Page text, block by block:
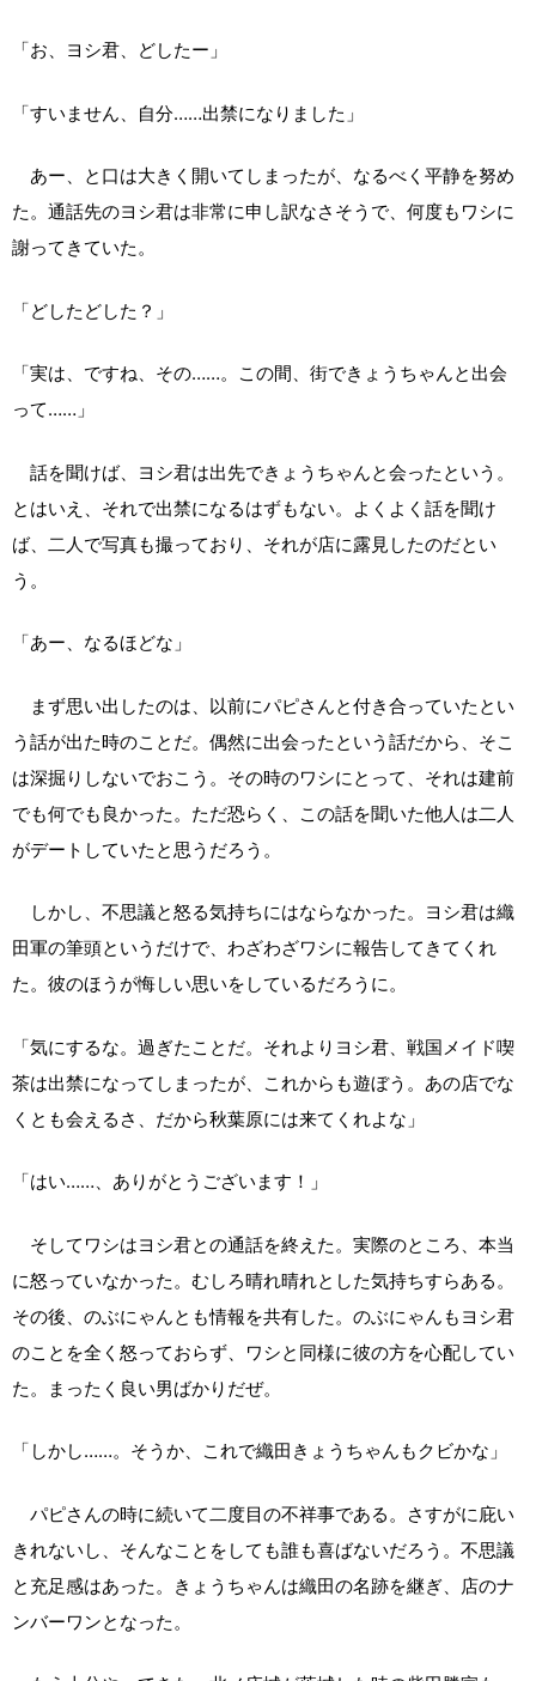
「お、ヨシ君、どしたー」
「すいません、自分……出禁になりました」
あー、と口は大きく開いてしまったが、なるべく平静を努め
た。通話先のヨシ君は非常に申し訳なさそうで、何度もワシに
謝ってきていた。
「どしたどした？」
「実は、ですね、その……。この間、街できょうちゃんと出会
って……」
話を聞けば、ヨシ君は出先できょうちゃんと会ったという。
とはいえ、それで出禁になるはずもない。よくよく話を聞け
ば、二人で写真も撮っており、それが店に露見したのだとい
う。
「あー、なるほどな」
まず思い出したのは、以前にパピさんと付き合っていたとい
う話が出た時のことだ。偶然に出会ったという話だから、そこ
は深掘りしないでおこう。その時のワシにとって、それは建前
でも何でも良かった。ただ恐らく、この話を聞いた他人は二人
がデートしていたと思うだろう。
しかし、不思議と怒る気持ちにはならなかった。ヨシ君は織
田軍の筆頭というだけで、わざわざワシに報告してきてくれ
た。彼のほうが悔しい思いをしているだろうに。
「気にするな。過ぎたことだ。それよりヨシ君、戦国メイド喫
茶は出禁になってしまったが、これからも遊ぼう。あの店でな
くとも会えるさ、だから秋葉原には来てくれよな」
「はい……、ありがとうございます！」
そしてワシはヨシ君との通話を終えた。実際のところ、本当
に怒っていなかった。むしろ晴れ晴れとした気持ちすらある。
その後、のぶにゃんとも情報を共有した。のぶにゃんもヨシ君
のことを全く怒っておらず、ワシと同様に彼の方を心配してい
た。まったく良い男ばかりだぜ。
「しかし……。そうか、これで織田きょうちゃんもクビかな」
パピさんの時に続いて二度目の不祥事である。さすがに庇い
きれないし、そんなことをしても誰も喜ばないだろう。不思議
と充足感はあった。きょうちゃんは織田の名跡を継ぎ、店のナ
ンバーワンとなった。